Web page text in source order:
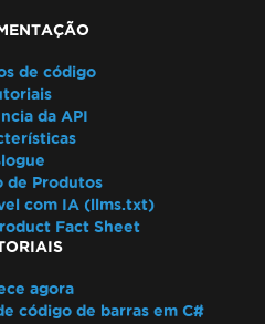
de código
da API
de Produtos
com IA (llms.txt)
Fact Sheet
agora
código de barras em C#